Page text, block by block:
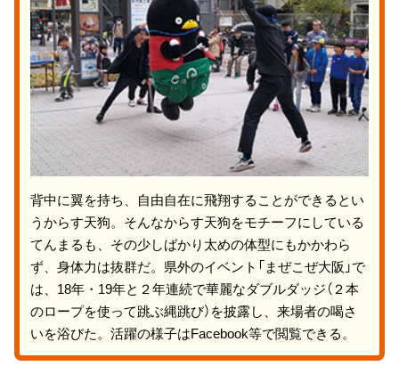
背中に翼を持ち、自由自在に飛翔することができるとい
うからす天狗。そんなからす天狗をモチーフにしている
てんまるも、その少しばかり太めの体型にもかかわら
ず、身体力は抜群だ。県外のイベント「まぜこぜ大阪」で
は、18年・19年と２年連続で華麗なダブルダッジ（２本
のロープを使って跳ぶ縄跳び）を披露し、来場者の喝さ
いを浴びた。活躍の様子はFacebook等で閲覧できる。